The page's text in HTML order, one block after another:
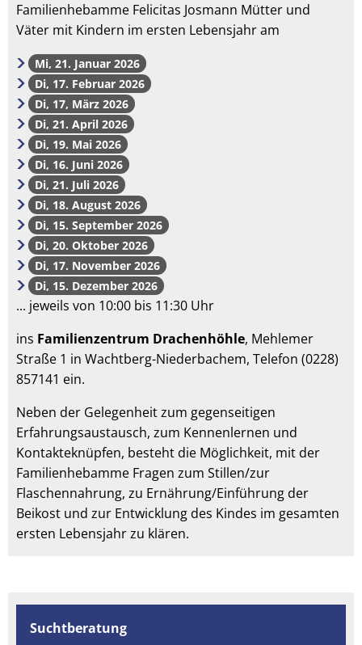
Familienhebamme Felicitas Josmann Mütter und
Väter mit Kindern im ersten Lebensjahr am
Mi, 21. Januar 2026
Di, 17. Februar 2026
Di, 17, März 2026
Di, 21. April 2026
Di, 19. Mai 2026
Di, 16. Juni 2026
Di, 21. Juli 2026
Di, 18. August 2026
Di, 15. September 2026
Di, 20. Oktober 2026
Di, 17. November 2026
Di, 15. Dezember 2026
... jeweils von 10:00 bis 11:30 Uhr
ins Familienzentrum Drachenhöhle, Mehlemer
Straße 1 in Wachtberg-Niederbachem, Telefon (0228)
857141 ein.
Neben der Gelegenheit zum gegenseitigen
Erfahrungsaustausch, zum Kennenlernen und
Kontakteknüpfen, besteht die Möglichkeit, mit der
Familienhebamme Fragen zum Stillen/zur
Flaschennahrung, zu Ernährung/Einführung der
Beikost und zur Entwicklung des Kindes im gesamten
ersten Lebensjahr zu klären.
Suchtberatung